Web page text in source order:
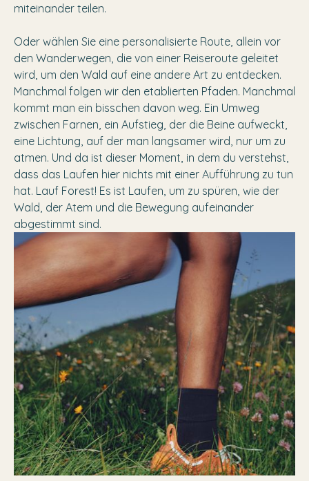
miteinander teilen.
Oder wählen Sie eine personalisierte Route, allein vor
den Wanderwegen, die von einer Reiseroute geleitet
wird, um den Wald auf eine andere Art zu entdecken.
Manchmal folgen wir den etablierten Pfaden. Manchmal
kommt man ein bisschen davon weg. Ein Umweg
zwischen Farnen, ein Aufstieg, der die Beine aufweckt,
eine Lichtung, auf der man langsamer wird, nur um zu
atmen. Und da ist dieser Moment, in dem du verstehst,
dass das Laufen hier nichts mit einer Aufführung zu tun
hat. Lauf Forest! Es ist Laufen, um zu spüren, wie der
Wald, der Atem und die Bewegung aufeinander
abgestimmt sind.